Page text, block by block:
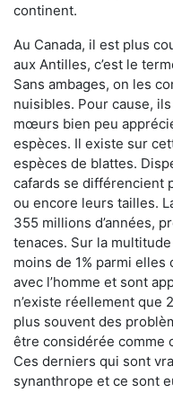
continent.
Au Canada, il est plus
aux Antilles, c’est le
Sans ambages, on les
nuisibles. Pour cause,
mœurs bien peu
espèces. Il existe sur
espèces de blattes.
cafards se différencient
ou encore leurs tailles.
355 millions d’années,
tenaces. Sur la
moins de 1% parmi
avec l’homme et sont
n’existe réellement que
plus souvent des
être considérée comme
Ces derniers qui sont
synanthrope et ce sont